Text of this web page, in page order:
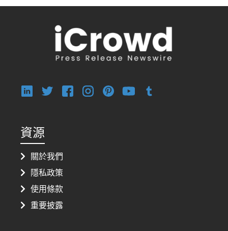
資源
關於我們
隱私政策
使用條款
重要披露